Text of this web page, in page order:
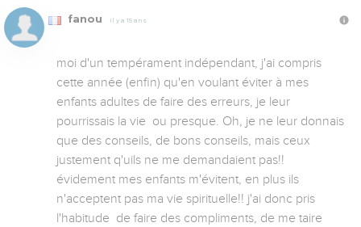
fanou Il y a 15 ans
moi d'un tempérament indépendant, j'ai compris
cette année (enfin) qu'en voulant éviter à mes
enfants adultes de faire des erreurs, je leur
pourrissais la vie  ou presque. Oh, je ne leur donnais
que des conseils, de bons conseils, mais ceux
justement q'uils ne me demandaient pas!!
évidement mes enfants m'évitent, en plus ils
n'acceptent pas ma vie spirituelle!! j'ai donc pris
l'habitude  de faire des compliments, de me taire